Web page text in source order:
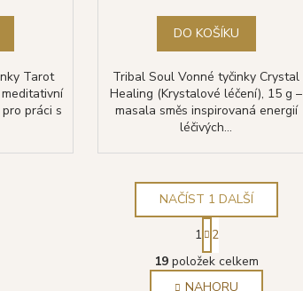
Tarot
práci s
DO KOŠÍKU
Tribal Soul Vonné tyčinky Crystal
Healing (Krystalové léčení), 15 g –
masala směs inspirovaná energií
léčivých...
O
v
NAČÍST 1 DALŠÍ
S
t
r
á
1
2
19 položek celkem
NAHORU